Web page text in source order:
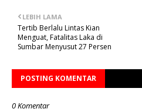
LEBIH LAMA
Tertib Berlalu Lintas Kian
Menguat, Fatalitas Laka di
Sumbar Menyusut 27 Persen
POSTING KOMENTAR
0 Komentar